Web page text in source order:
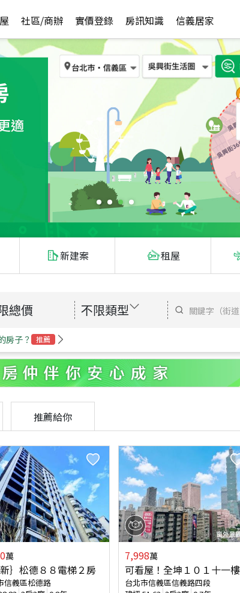
社區/商辦 實價登錄 房訊知識 信義居家
新建案 租屋
總價 不限類型
房子？ 推薦
推薦給你
萬
新｝松德８８電梯２房
信義區松德路
7,998萬
可看屋！全坤１０１十一樓
台北市信義區信義路四段